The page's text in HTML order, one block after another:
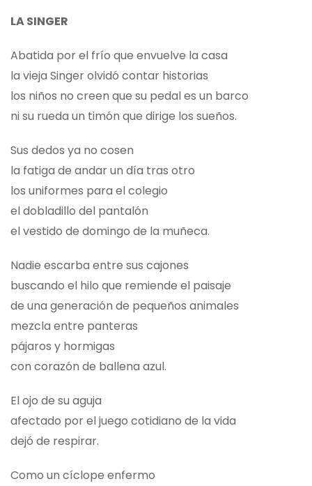
LA SINGER
Abatida por el frío que envuelve la casa
la vieja Singer olvidó contar historias
los niños no creen que su pedal es un barco
ni su rueda un timón que dirige los sueños.
Sus dedos ya no cosen
la fatiga de andar un día tras otro
los uniformes para el colegio
el dobladillo del pantalón
el vestido de domingo de la muñeca.
Nadie escarba entre sus cajones
buscando el hilo que remiende el paisaje
de una generación de pequeños animales
mezcla entre panteras
pájaros y hormigas
con corazón de ballena azul.
El ojo de su aguja
afectado por el juego cotidiano de la vida
dejó de respirar.
Como un cíclope enfermo